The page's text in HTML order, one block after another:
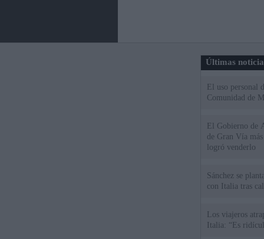
Últimas
El uso personal
Comunidad de
El Gobierno de
de Gran Vía
logró venderlo
Sánchez se
con Italia tras
Los viajeros
Italia: “Es